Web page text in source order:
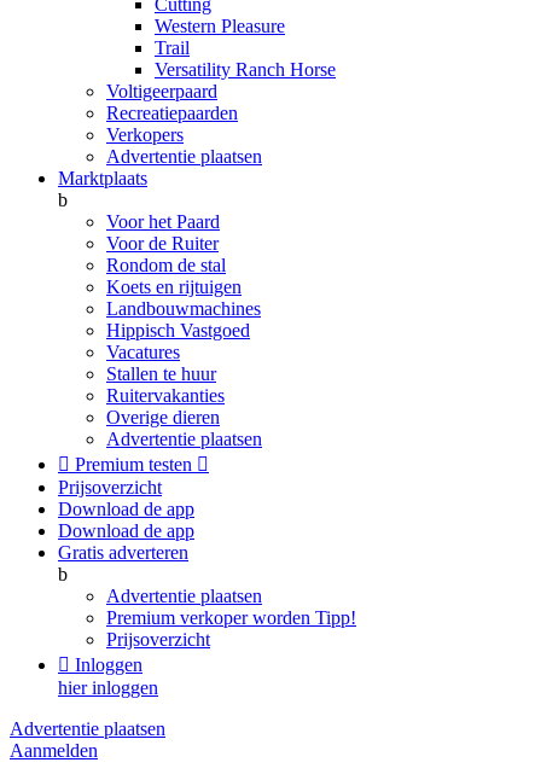
Cutting
Western Pleasure
Trail
Versatility Ranch Horse
Voltigeerpaard
Recreatiepaarden
Verkopers
Advertentie plaatsen
Marktplaats
b
Voor het Paard
Voor de Ruiter
Rondom de stal
Koets en rijtuigen
Landbouwmachines
Hippisch Vastgoed
Vacatures
Stallen te huur
Ruitervakanties
Overige dieren
Advertentie plaatsen
 Premium testen 
Prijsoverzicht
Download de app
Download de app
Gratis adverteren
b
Advertentie plaatsen
Premium verkoper worden Tipp!
Prijsoverzicht
 Inloggen
hier inloggen
Advertentie plaatsen
Aanmelden